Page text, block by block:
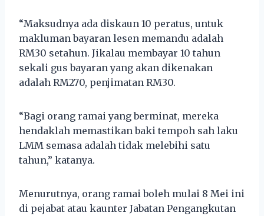
“Maksudnya ada diskaun 10 peratus, untuk
makluman bayaran lesen memandu adalah
RM30 setahun. Jikalau membayar 10 tahun
sekali gus bayaran yang akan dikenakan
adalah RM270, penjimatan RM30.
“Bagi orang ramai yang berminat, mereka
hendaklah memastikan baki tempoh sah laku
LMM semasa adalah tidak melebihi satu
tahun,” katanya.
Menurutnya, orang ramai boleh mulai 8 Mei ini
di pejabat atau kaunter Jabatan Pengangkutan